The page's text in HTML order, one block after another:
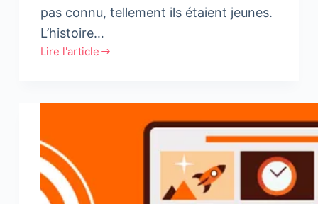
pas connu, tellement ils étaient jeunes.
L’histoire…
Lire l'article
Ces
sur
le
match
Maroc